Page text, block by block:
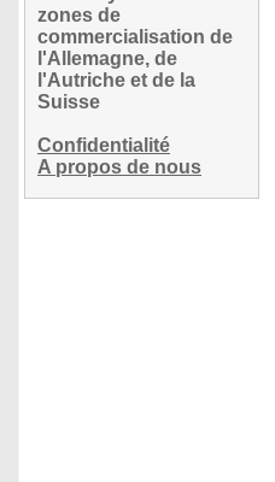
zones de
commercialisation de
l'Allemagne, de
l'Autriche et de la
Suisse
Confidentialité
A propos de nous